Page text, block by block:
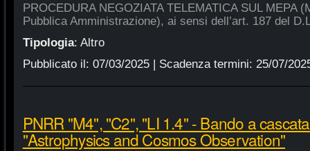
PROCEDURA NEGOZIATA TELEMATICA SUL MEPA
Pubblica Amministrazione), ai sensi dell’art. 187 del
Tipologia: Altro
Pubblicato il: 07/03/2025| Scadenza termini: 25/07/
PNRR "M4", "C2", "LI 1.4" - Bando a
"Astrophysics and Cosmos Observation"